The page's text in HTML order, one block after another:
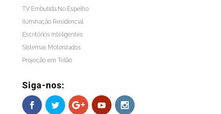
TV Embutida No Espelho
Iluminação Residencial
Escritórios Inteligentes
Sistemas Motorizados
Projeção em Telão
Siga-nos: